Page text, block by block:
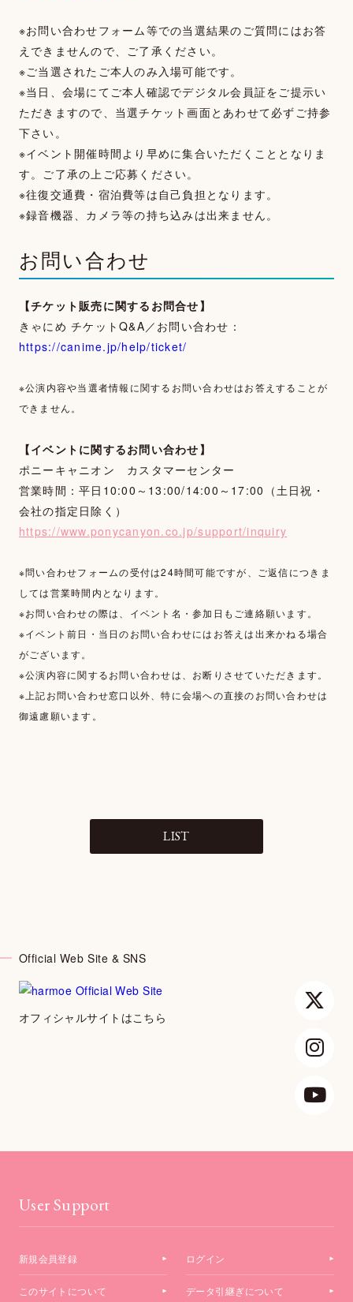
※お問い合わせフォーム等での当選結果のご質問にはお答
えできませんので、ご了承ください。
※ご当選されたご本人のみ入場可能です。
※当日、会場にてご本人確認でデジタル会員証をご提示い
ただきますので、当選チケット画面とあわせて必ずご持参
下さい。
※イベント開催時間より早めに集合いただくこととなりま
す。ご了承の上ご応募ください。
※往復交通費・宿泊費等は自己負担となります。
※録音機器、カメラ等の持ち込みは出来ません。
お問い合わせ
【チケット販売に関するお問合せ】
きゃにめ チケットQ&A／お問い合わせ：
https://canime.jp/help/ticket/
※公演内容や当選者情報に関するお問い合わせはお答えすることが
できません。
【イベントに関するお問い合わせ】
ポニーキャニオン カスタマーセンター
営業時間：平日10:00～13:00/14:00～17:00（土日祝・
会社の指定日除く）
https://www.ponycanyon.co.jp/support/inquiry
※問い合わせフォームの受付は24時間可能ですが、ご返信につきま
しては営業時間内となります。
※お問い合わせの際は、イベント名・参加日もご連絡願います。
※イベント前日・当日のお問い合わせにはお答えは出来かねる場合
がございます。
※公演内容に関するお問い合わせは、お断りさせていただきます。
※上記お問い合わせ窓口以外、特に会場への直接のお問い合わせは
御遠慮願います。
LIST
Official Web Site & SNS
オフィシャルサイトはこちら
User Support
新規会員登録 ログイン
このサイトについて データ引継ぎについて